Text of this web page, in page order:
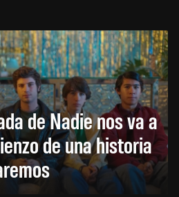
de Nadie nos va a
de una historia